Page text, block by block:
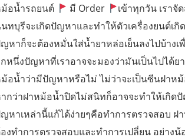
อน้ำรถยนต์ มี Order
เข้าทุกวัน เรา
ทบุรีจะเกิดปัญหาและทำให้ตัวเครื่องยนต์เกิด
หาก็จะต้องหมั่นใส่น้ำยาหล่อเย็นลงไปบ้าง
หนึ่งปัญหาที่เราอาจจะมองว่ามันเป็นไปได้
อน้ำว่ามีปัญหาหรือไม่ ไม่ว่าจะเป็นซีนฝาห
กว่าฝาหม้อน้ำปิดไม่สนิทก็อาจจะทำให้เกิ
หาเหล่านี้แก้ได้ง่ายๆคือทำการตรวจสอบ ฝ
งทำการตรวจสอบและทำการเปลี่ยน อย่าง